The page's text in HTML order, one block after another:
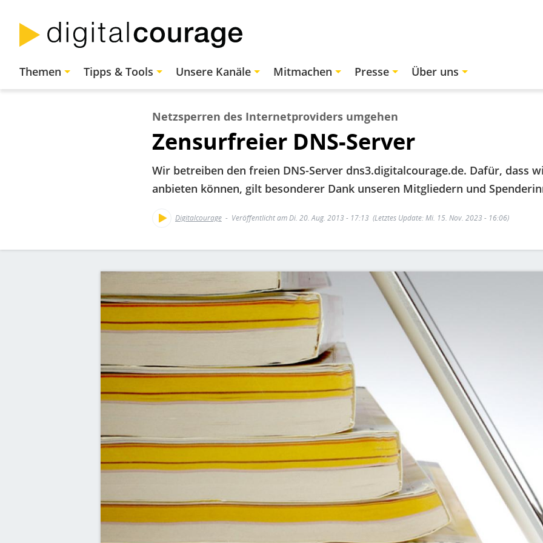
zum
Inhalt
Hauptnavigation
Themen Tipps & Tools Unsere Kanäle Mitmachen Presse Über uns
Netzsperren des Internetproviders umgehen
Zensurfreier DNS-Server
Wir betreiben den freien DNS-Server dns3.digitalcourage.de. Dafür, dass
anbieten können, gilt besonderer Dank unseren Mitgliedern und
Digitalcourage Veröffentlicht am Di. 20. Aug. 2013 - 17:13 (Letztes Update: Mi. 15. Nov. 2023 - 16:06)
Bild